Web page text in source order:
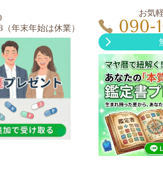
年末年始は休業）
お気
090-